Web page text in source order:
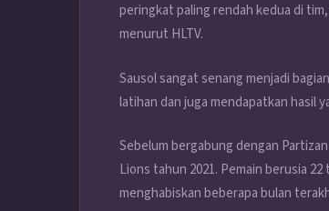
peringkat paling rendah kedua di
menurut HLTV.
Sausol sangat senang menjadi
latihan dan juga mendapatkan hasil
Sebelum bergabung dengan
Lions tahun 2021. Pemain berusia
menghabiskan beberapa bulan